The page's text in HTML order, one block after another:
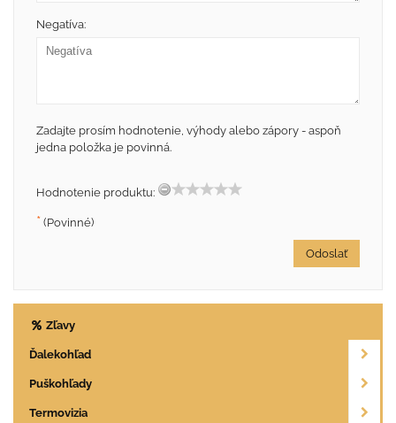
Negatíva:
Zadajte prosím hodnotenie, výhody alebo zápory - aspoň
jedna položka je povinná.
Hodnotenie produktu:
* (Povinné)
Odoslať
Zľavy
Ďalekohľad
Puškohľady
Termovizia